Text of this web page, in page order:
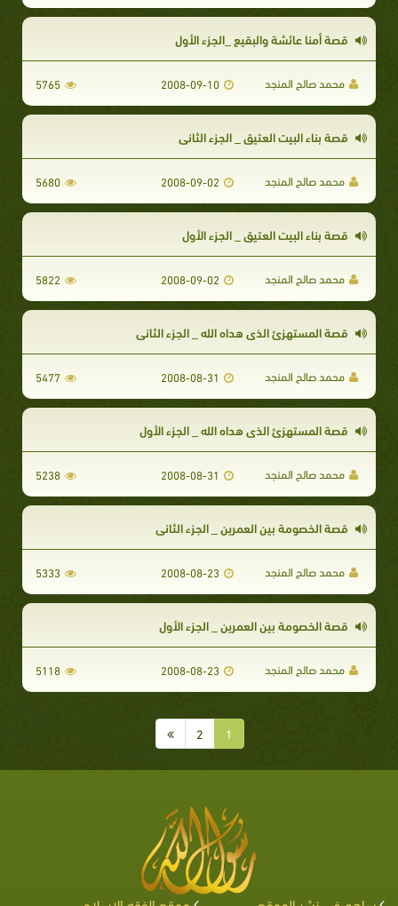
قصة أمنا عائشة والبقيع _الجزء الأول
محمد صالح المنجد 2008-09-10
5765
قصة بناء البيت العتيق _ الجزء الثاني
محمد صالح المنجد 2008-09-02
5680
قصة بناء البيت العتيق _ الجزء الأول
محمد صالح المنجد 2008-09-02
5822
قصة المستهزئ الذى هداه الله _ الجزء الثاني
محمد صالح المنجد 2008-08-31
5477
قصة المستهزئ الذى هداه الله _ الجزء الأول
محمد صالح المنجد 2008-08-31
5238
قصة الخصومة بين العمرين _ الجزء الثاني
محمد صالح المنجد 2008-08-23
5333
قصة الخصومة بين العمرين _ الجزء الأول
محمد صالح المنجد 2008-08-23
5118
1
2